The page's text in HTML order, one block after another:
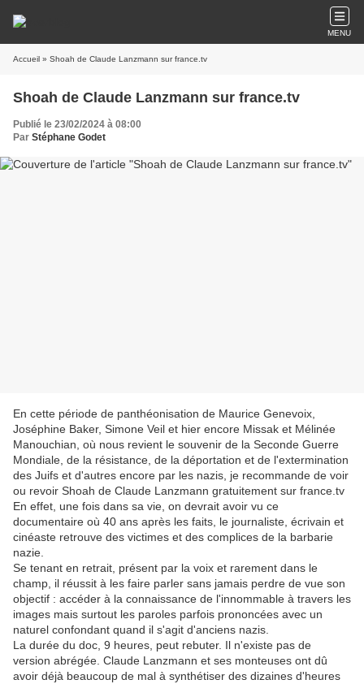
MENU
Accueil » Shoah de Claude Lanzmann sur france.tv
Shoah de Claude Lanzmann sur france.tv
Publié le 23/02/2024 à 08:00
Par Stéphane Godet
En cette période de panthéonisation de Maurice Genevoix,
Joséphine Baker, Simone Veil et hier encore Missak et Mélinée
Manouchian, où nous revient le souvenir de la Seconde Guerre
Mondiale, de la résistance, de la déportation et de l'extermination
des Juifs et d'autres encore par les nazis, je recommande de voir
ou revoir Shoah de Claude Lanzmann gratuitement sur france.tv
En effet, une fois dans sa vie, on devrait avoir vu ce
documentaire où 40 ans après les faits, le journaliste, écrivain et
cinéaste retrouve des victimes et des complices de la barbarie
nazie.
Se tenant en retrait, présent par la voix et rarement dans le
champ, il réussit à les faire parler sans jamais perdre de vue son
objectif : accéder à la connaissance de l'innommable à travers les
images mais surtout les paroles parfois prononcées avec un
naturel confondant quand il s'agit d'anciens nazis.
La durée du doc, 9 heures, peut rebuter. Il n'existe pas de
version abrégée. Claude Lanzmann et ses monteuses ont dû
avoir déjà beaucoup de mal à synthétiser des dizaines d'heures